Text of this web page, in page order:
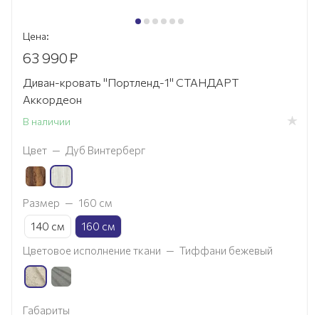
Цена:
63 990₽
Диван-кровать "Портленд-1" СТАНДАРТ
Аккордеон
В наличии
Цвет — Дуб Винтерберг
Размер — 160 см
140 см
160 см
Цветовое исполнение ткани — Тиффани бежевый
Габариты